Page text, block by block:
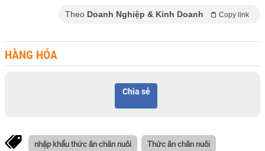
Theo Doanh Nghiệp & Kinh Doanh Copy link
HÀNG HÓA
Chia sẻ
nhập khẩu thức ăn chăn nuôi Thức ăn chăn nuôi